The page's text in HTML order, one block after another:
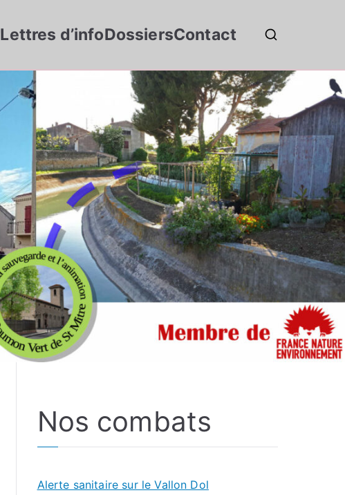
Lettres d’infoDossiersContact
Nos combats
Alerte sanitaire sur le Vallon Dol